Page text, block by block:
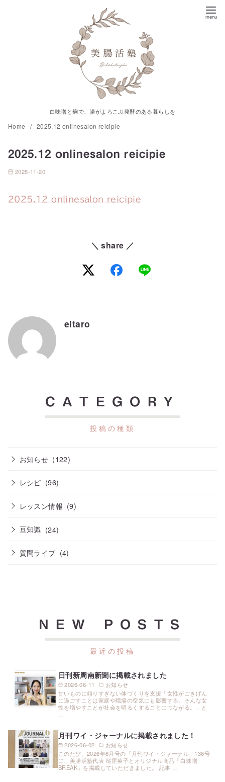
白味噌と麹で、腸がよろこぶ発酵のある暮らしを
Home 2025.12 onlinesalon reicipie
2025.12 onlinesalon reicipie
2025-11-20
2025.12 onlinesalon reicipie
＼ share ／
eitaro
CATEGORY
お知らせ (122)
レシピ (96)
レッスン情報 (9)
豆知識 (24)
質問ライブ (4)
NEW POSTS
2026-06-11 お知らせ
日刊新周南新聞に掲載されました
甘いものに頼りすぎない体づくりを支援「女性がごきげん
に過ごすことは家庭や職場の空気にも影響する。そんな女
性を増やすことが社会を明るくすることにつながる。」と
2026-06-02 お知らせ
月刊ワイ・ジャーナルに掲載されました！
このたび、2026年6月号の「月刊ワイ・ジャーナル」136号
に、美腸活塾代表 槌屋英子とオリジナル商品「白味噌
BREAK」を掲載していただきました。 記事 …